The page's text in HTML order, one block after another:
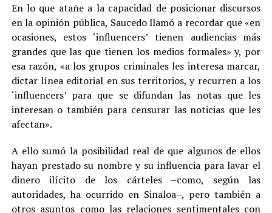
En lo que atañe a la capacidad de posicionar discursos
en la opinión pública, Saucedo llamó a recordar que «en
ocasiones, estos ‘influencers’ tienen audiencias más
grandes que las que tienen los medios formales» y, por
esa razón, «a los grupos criminales les interesa marcar,
dictar línea editorial en sus territorios, y recurren a los
‘influencers’ para que se difundan las notas que les
interesan o también para censurar las noticias que les
afectan».
A ello sumó la posibilidad real de que algunos de ellos
hayan prestado su nombre y su influencia para lavar el
dinero ilícito de los cárteles –como, según las
autoridades, ha ocurrido en Sinaloa–, pero también a
otros asuntos como las relaciones sentimentales con